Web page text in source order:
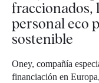
fraccionados,
personal eco
sostenible
Oney, compañía
financiación en